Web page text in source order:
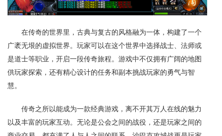
在传奇的世界里，古典与复古的风格融为一体，构建了一个
广袤无垠的虚拟世界。玩家可以在这个世界中选择战士、法师或
是道士等职业，开启一段传奇旅程。游戏中不仅拥有广阔的地图
供玩家探索，还有精心设计的任务和副本挑战玩家的勇气与智
慧。
传奇之所以能成为一款经典游戏，离不开其万人在线的魅力
以及丰富的玩家互动。无论是公会之间的战役，还是玩家之间的